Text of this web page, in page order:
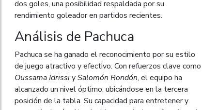
dos goles, una posibilidad respaldada por su
rendimiento goleador en partidos recientes.
Análisis de Pachuca
Pachuca se ha ganado el reconocimiento por su estilo
de juego atractivo y efectivo. Con refuerzos clave como
Oussama IdrissiySalomón Rondón, el equipo ha
alcanzado un nivel óptimo, ubicándose en la tercera
posición de la tabla. Su capacidad para entretener y